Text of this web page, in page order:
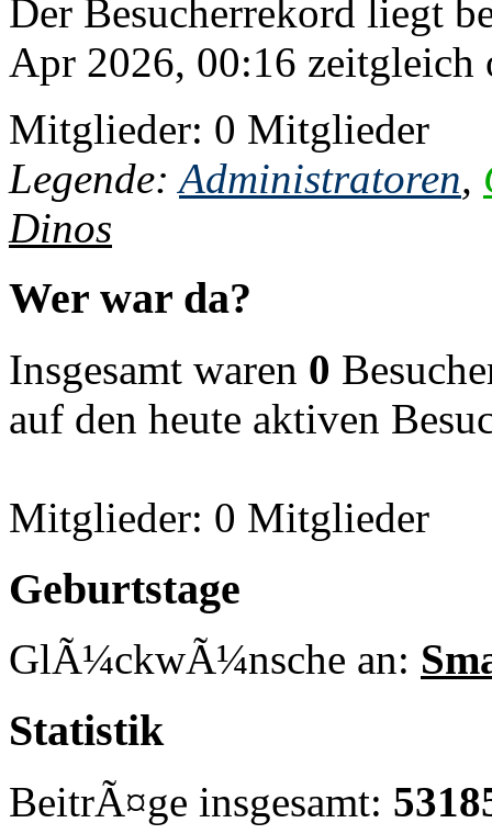
Der Besucherrekord liegt
Apr 2026, 00:16 zeitgleich
Mitglieder: 0 Mitglieder
Legende: Administratoren,
Dinos
Wer war da?
Insgesamt waren 0
auf den heute aktiven
Mitglieder: 0 Mitglieder
Geburtstage
GlÃ¼ckwÃ¼nsche an:
Statistik
BeitrÃ¤ge insgesamt: